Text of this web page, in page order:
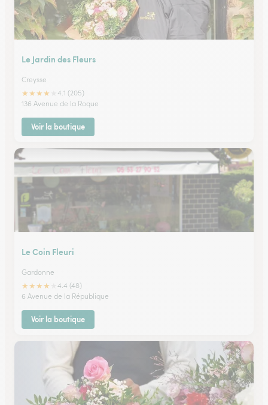
Le Jardin des Fleurs
Creysse
★★★★
4.1 (205)
136 Avenue de la Roque
Voir la boutique
Le Coin Fleuri
Gardonne
★★★★
4.4 (48)
6 Avenue de la République
Voir la boutique